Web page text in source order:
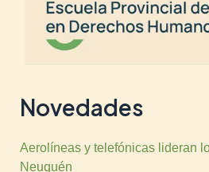
Novedades
Aerolíneas y telefónicas lideran
Neuquén